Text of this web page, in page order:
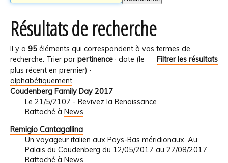
Résultats de recherche
Il y a 95 éléments qui correspondent à vos termes de
recherche.
Filtrer les résultats
Trier par pertinence · date (le
plus récent en premier) ·
alphabétiquement
Coudenberg Family Day 2017
Le 21/5/2107 - Revivez la Renaissance
Rattaché à News
Remigio Cantagallina
Un voyageur italien aux Pays-Bas méridionaux. Au
Palais du Coudenberg du 12/05/2017 au 27/08/2017
Rattaché à News